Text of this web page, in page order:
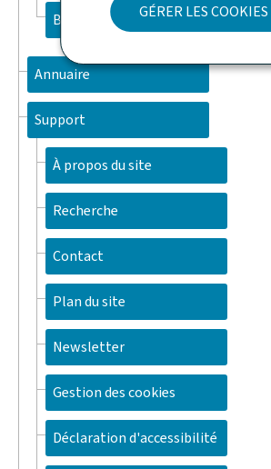
GÉRER LES COOKIES
Bénévolat
Annuaire
Support
À propos du site
Recherche
Contact
Plan du site
Newsletter
Gestion des cookies
Déclaration d'accessibilité